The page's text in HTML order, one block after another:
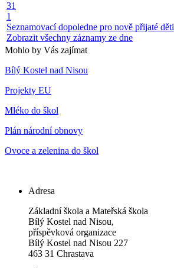
31
1
Seznamovací dopoledne pro nově přijaté děti
Zobrazit všechny záznamy ze dne
Mohlo by Vás zajímat
Bílý Kostel nad Nisou
Projekty EU
Mléko do škol
Plán národní obnovy
Ovoce a zelenina do škol
Adresa
Základní škola a Mateřská škola
Bílý Kostel nad Nisou,
příspěvková organizace
Bílý Kostel nad Nisou 227
463 31 Chrastava